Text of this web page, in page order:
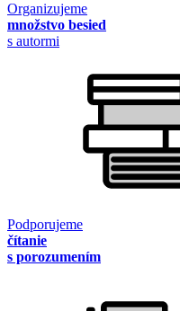
Organizujeme
množstvo besied
s autormi
Podporujeme
čítanie
s porozumením